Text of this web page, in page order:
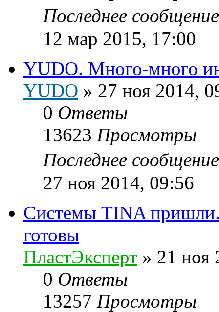
Последнее
12 мар 2015, 17:00
YUDO. Много-много
YUDO » 27 ноя 2014,
0 Ответы
13623 Просмотры
Последнее
27 ноя 2014, 09:56
Системы TINA
готовы
ПластЭксперт » 21 ноя
0 Ответы
13257 Просмотры